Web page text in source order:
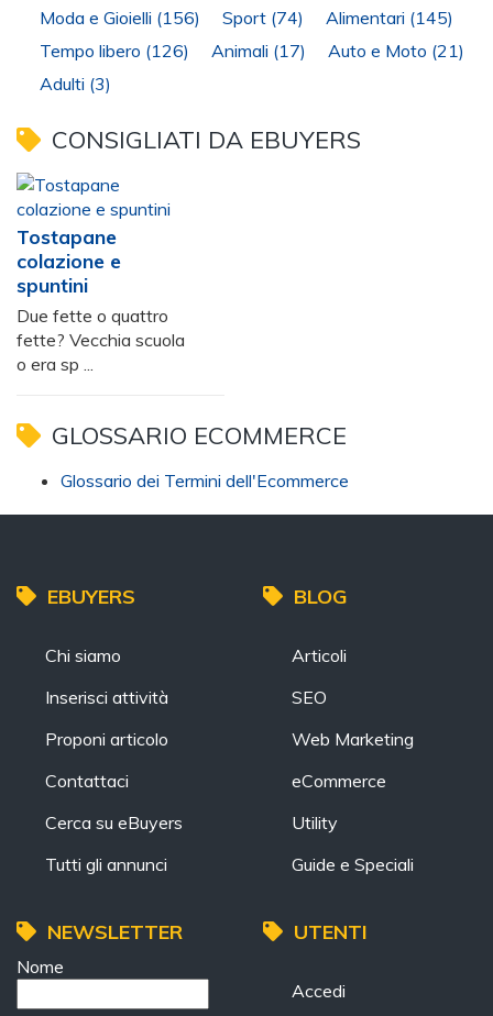
Moda e Gioielli (156) Sport (74) Alimentari (145)
Tempo libero (126) Animali (17) Auto e Moto (21)
Adulti (3)
CONSIGLIATI DA EBUYERS
Tostapane
colazione e
spuntini
Due fette o quattro
fette? Vecchia scuola
o era sp ...
GLOSSARIO ECOMMERCE
Glossario dei Termini dell'Ecommerce
EBUYERS
Chi siamo
Inserisci attività
Proponi articolo
Contattaci
Cerca su eBuyers
Tutti gli annunci
BLOG
Articoli
SEO
Web Marketing
eCommerce
Utility
Guide e Speciali
NEWSLETTER
Nome
UTENTI
Accedi